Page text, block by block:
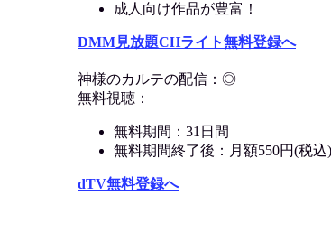
成人向け作品が豊富！
DMM見放題CHライト無料登録へ
神様のカルテの配信：◎
無料視聴：−
無料期間：31日間
無料期間終了後：月額550円(税込)
dTV無料登録へ